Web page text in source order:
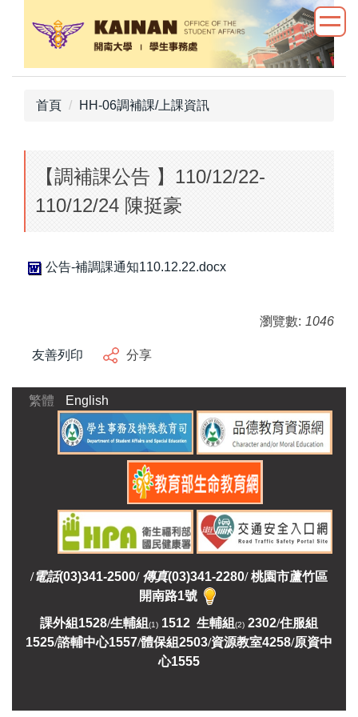
首頁 HH-06調補課/上課資訊
【調補課公告 】110/12/22-
110/12/24 陳挺豪
公告-補調課通知110.12.22.docx
瀏覽數: 1046
友善列印 分享
繁體 English
/電話(03)341-2500/ 傳真(03)341-2280/ 桃園市蘆竹區
開南路1號
課外組 1528/生輔組 (1) 1512 生輔組 (2) 2302/住服組
1525/諮輔中心1557/體保組2503/資源教室4258/原資中
心1555